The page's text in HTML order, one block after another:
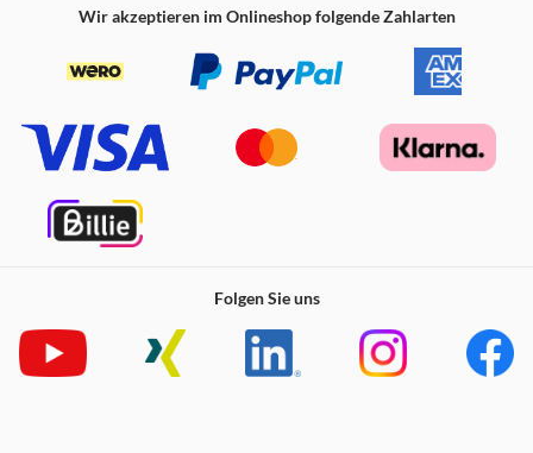
Wireless charger, kabelloses Laden
Schwarz & Weiß
Durchmesser 410 mm | Höhe 520 mm
Wir akzeptieren im Onlineshop folgende Zahlarten
Folgen Sie uns